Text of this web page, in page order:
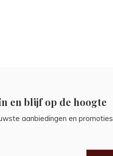
en blijf op de hoogte
aanbiedingen en promoties